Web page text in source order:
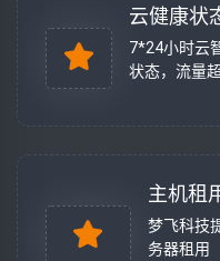
云健康状
7*24小时云
状态，流量
主机租
梦飞科技
务器租用